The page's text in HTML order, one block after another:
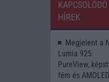
KAPCSOLÓDÓ
HÍREK
Megjelent a
Lumia 925:
PureView,
fém és AMOLED